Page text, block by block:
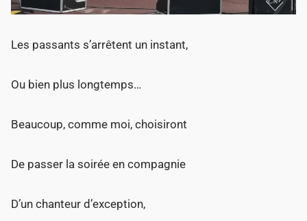
Les passants s’arrêtent un instant,
Ou bien plus longtemps…
Beaucoup, comme moi, choisiront
De passer la soirée en compagnie
D’un chanteur d’exception,